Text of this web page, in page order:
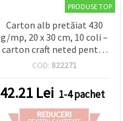
PRODUSE TOP
Carton alb pretăiat 430
g/mp, 20 x 30 cm, 10 coli –
carton craft neted pentru
scrapbooking,
machete
COD: 822271
42.21 Lei 1-4 pachet
REDUCERI